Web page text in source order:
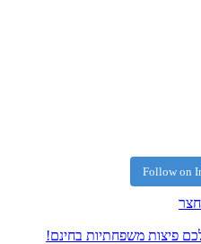
Follow on
פיצות משפחתיות בחינם!